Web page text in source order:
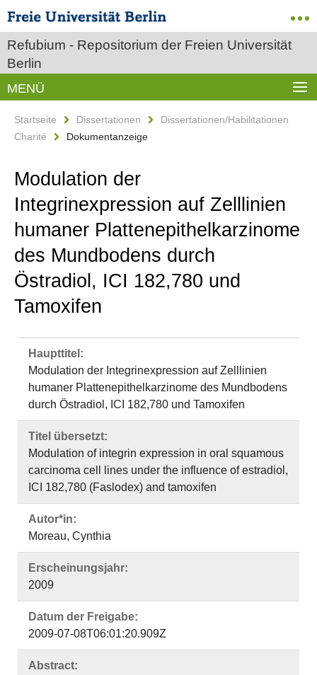
Refubium - Repositorium der Freien Universität
Berlin
MENÜ
Startseite Dissertationen
Dissertationen/Habilitationen
Charité
Dokumentanzeige
Modulation der
Integrinexpression auf Zelllinien
humaner Plattenepithelkarzinome
des Mundbodens durch
Östradiol, ICI 182,780 und
Tamoxifen
Haupttitel:
Modulation der Integrinexpression auf Zelllinien
humaner Plattenepithelkarzinome des Mundbodens
durch Östradiol, ICI 182,780 und Tamoxifen
Titel übersetzt:
Modulation of integrin expression in oral squamous
carcinoma cell lines under the influence of estradiol,
ICI 182,780 (Faslodex) and tamoxifen
Autor*in:
Moreau, Cynthia
Erscheinungsjahr:
2009
Datum der Freigabe:
2009-07-08T06:01:20.909Z
Abstract: